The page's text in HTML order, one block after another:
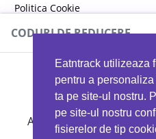
Eatntrack utilizeaza
pentru a
ta pe site-ul nostru.
pe site-ul nostru
fisierelor de tip
Politica Cookie
Politica de confidențialitate
CODURI DE REDUCERE
Ai 40%reducere la orice